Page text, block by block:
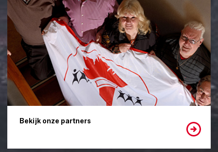
Bekijk onze partners